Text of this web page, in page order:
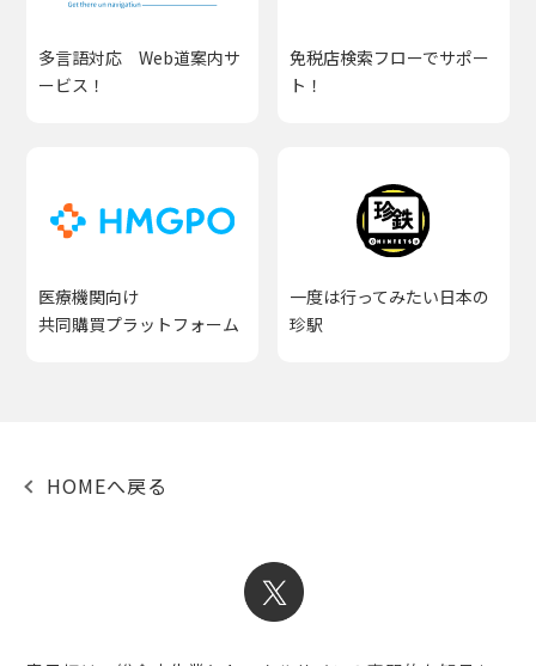
多言語対応 Web道案内サ
ービス！
免税店検索フローでサポー
ト！
医療機関向け
共同購買プラットフォーム
一度は行ってみたい日本の
珍駅
HOMEへ戻る